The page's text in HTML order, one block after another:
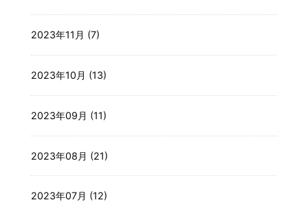
2023年11月 (7)
2023年10月 (13)
2023年09月 (11)
2023年08月 (21)
2023年07月 (12)